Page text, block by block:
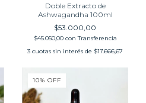
Doble Extracto de
Ashwagandha 100ml
$53.000,00
$45.050,00 con Transferencia
3 cuotas sin interés de $17.666,67
10% OFF